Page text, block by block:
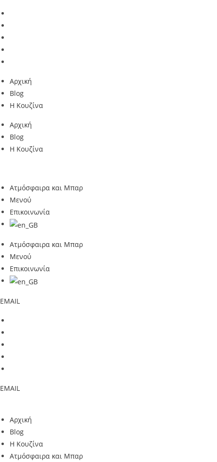
Skip
to
content
Αρχική
Blog
Η Κουζίνα
Αρχική
Blog
Η Κουζίνα
Ατμόσφαιρα και Μπαρ
Μενού
Επικοινωνία
Ατμόσφαιρα και Μπαρ
Μενού
Επικοινωνία
EMAIL
EMAIL
Αρχική
Blog
Η Κουζίνα
Ατμόσφαιρα και Μπαρ